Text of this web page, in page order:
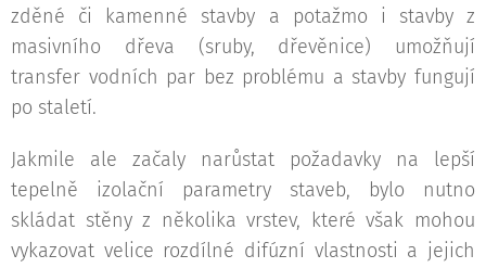
zděné či kamenné stavby a potažmo i stavby z
masivního dřeva (sruby, dřevěnice) umožňují
transfer vodních par bez problému a stavby fungují
po staletí.
Jakmile ale začaly narůstat požadavky na lepší
tepelně izolační parametry staveb, bylo nutno
skládat stěny z několika vrstev, které však mohou
vykazovat velice rozdílné difúzní vlastnosti a jejich